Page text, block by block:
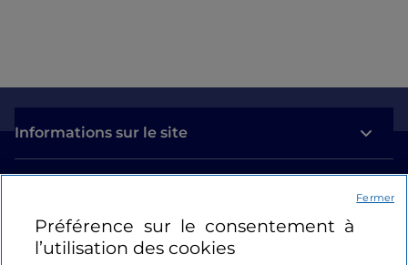
Informations sur le site
Se connecter
Préférence sur le consentement à
l’utilisation des cookies
Fermer